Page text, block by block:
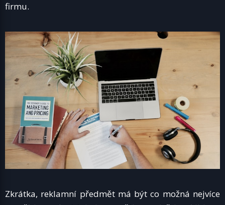
firmu.
Zkrátka, reklamní předmět má být co možná nejvíce